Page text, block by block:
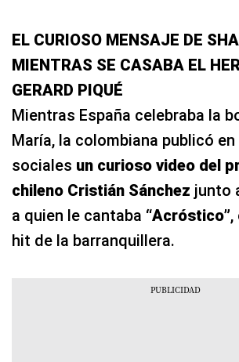
EL CURIOSO MENSAJE DE
MIENTRAS SE CASABA EL
GERARD PIQUÉ
Mientras España celebraba la
María, la colombiana publicó
sociales un curioso video del
chileno Cristián Sánchez junto
a quien le cantaba “Acróstico”,
hit de la barranquillera.